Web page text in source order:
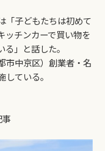
「子どもたちは初めて
ッチンカーで買い物を
」と話した。
市中京区）創業者・名
ている。